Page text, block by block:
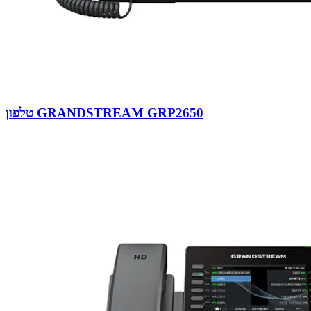
טלפון GRANDSTREAM GRP2650